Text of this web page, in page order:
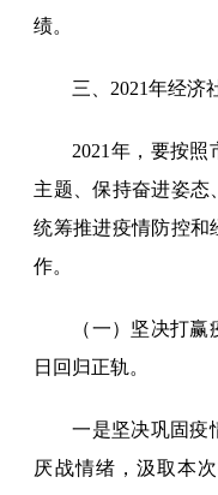
绩。
三、2021年经济
2021年，要按
主题、保持奋进姿态
统筹推进疫情防控和
作。
（一）坚决打
日回归正轨。
一是坚决巩固疫
厌战情绪，汲取本